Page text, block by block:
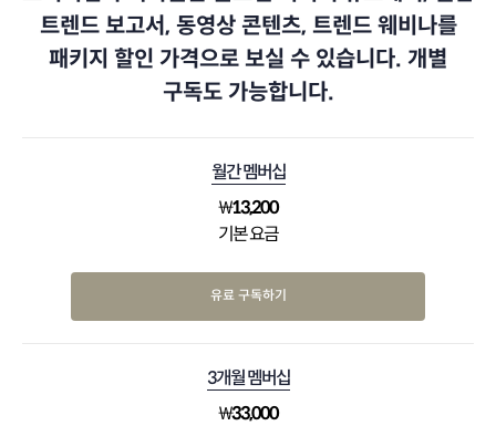
트렌드 보고서, 동영상 콘텐츠, 트렌드 웨비나를
패키지 할인 가격으로 보실 수 있습니다. 개별
구독도 가능합니다.
월간 멤버십
₩13,200
기본 요금
유료 구독하기
3개월 멤버십
₩33,000